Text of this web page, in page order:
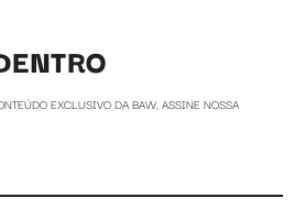
EXCLUSIVO DA BAW, ASSINE NOSSA